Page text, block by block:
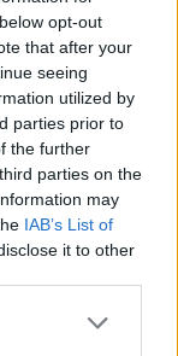
opt-out
that after your
seeing
utilized by
parties prior to
the further
parties on the
may
IAB’s List of
it to other
more Google